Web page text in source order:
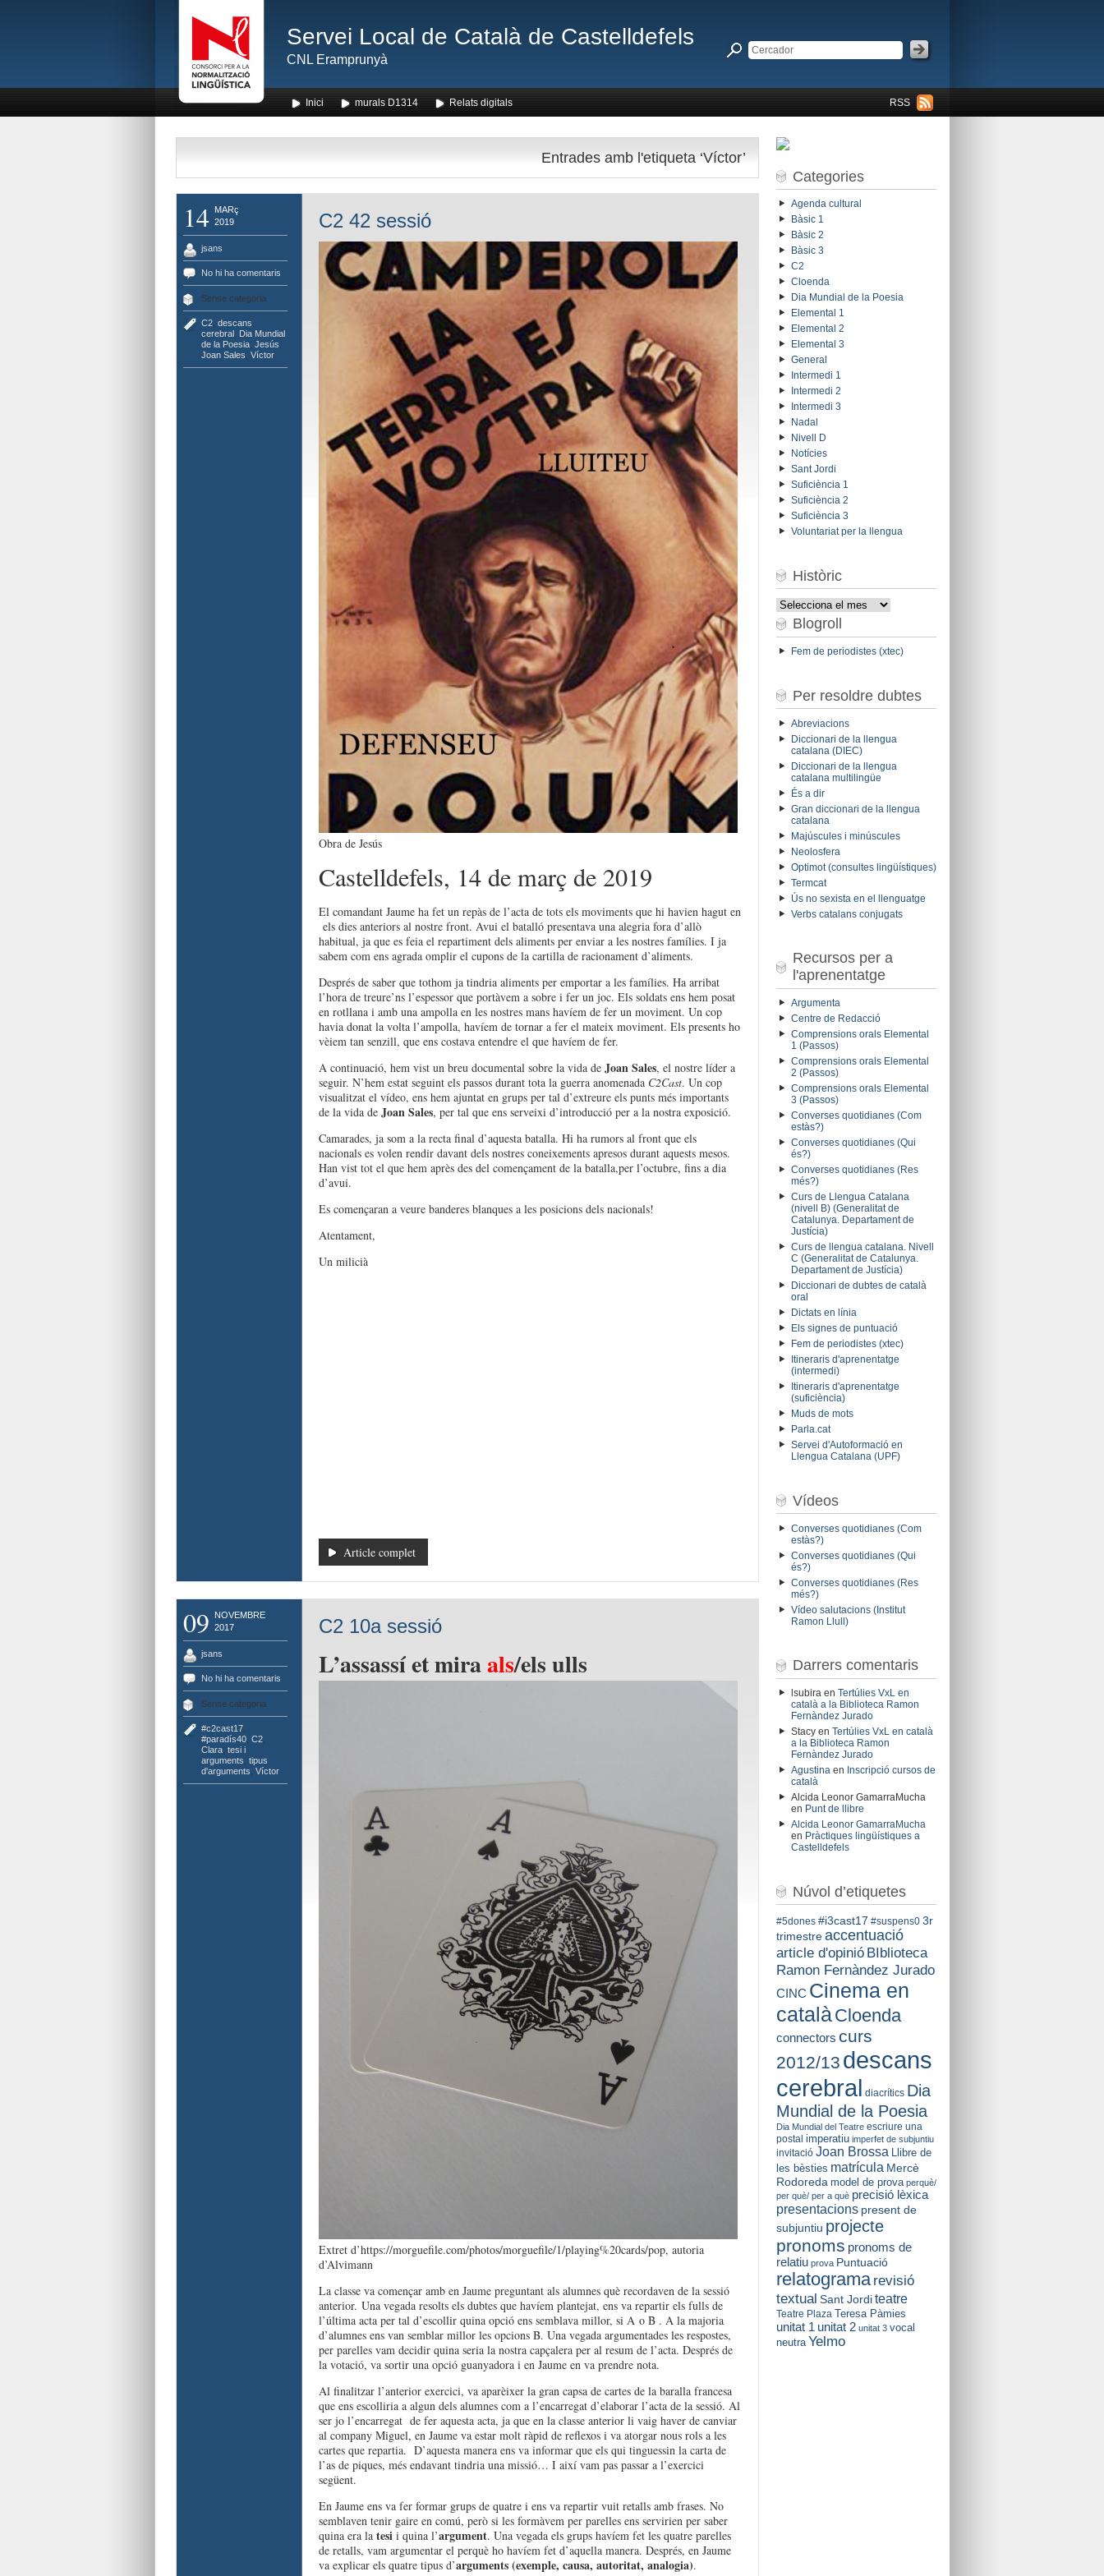
Servei Local de Català de Castelldefels
CNL Eramprunyà
RSS
Inici murals D1314 Relats digitals
Entrades amb l'etiqueta ‘Víctor’
14
MARç
2019
jsans
No hi ha comentaris
Sense categoria
C2, descans
cerebral, Dia Mundial
de la Poesia, Jesús
Joan Sales Víctor
C2 42 sessió
Obra de Jesús
Castelldefels, 14 de març de 2019
El comandant Jaume ha fet un repàs de l’acta de tots els moviments que hi havien hagut en
els dies anteriors al nostre front. Avui el batalló presentava una alegria fora d’allò
habitual, ja que es feia el repartiment dels aliments per enviar a les nostres famílies. I ja
sabem com ens agrada omplir el cupons de la cartilla de racionament d’aliments.
Després de saber que tothom ja tindria aliments per emportar a les famílies. Ha arribat
l’hora de treure’ns l’espessor que portàvem a sobre i fer un joc. Els soldats ens hem posat
en rotllana i amb una ampolla en les nostres mans havíem de fer un moviment. Un cop
havia donat la volta l’ampolla, havíem de tornar a fer el mateix moviment. Els presents ho
vèiem tan senzill, que ens costava entendre el que havíem de fer.
A continuació, hem vist un breu documental sobre la vida de Joan Sales, el nostre líder a
seguir. N’hem estat seguint els passos durant tota la guerra anomenada C2Cast. Un cop
visualitzat el vídeo, ens hem ajuntat en grups per tal d’extreure els punts més importants
de la vida de Joan Sales, per tal que ens serveixi d’introducció per a la nostra exposició.
Camarades, ja som a la recta final d’aquesta batalla. Hi ha rumors al front que els
nacionals es volen rendir davant dels nostres coneixements apresos durant aquests mesos.
Han vist tot el que hem après des del començament de la batalla,per l’octubre, fins a dia
d’avui.
Es començaran a veure banderes blanques a les posicions dels nacionals!
Atentament,
Un milicià
Article complet
09
NOVEMBRE
2017
jsans
No hi ha comentaris
Sense categoria
#c2cast17,
#paradís40, C2,
Clara, tesi i
arguments tipus
d'arguments Víctor
C2 10a sessió
L’assassí et miraals/els ulls
Extret d’https://morguefile.com/photos/morguefile/1/playing%20cards/pop, autoria
d’Alvimann
La classe va començar amb en Jaume preguntant als alumnes què recordaven de la sessió
anterior. Una vegada resolts els dubtes que havíem plantejat, ens va repartir els fulls de
l’última acta per tal d’escollir quina opció ens semblava millor, si A o B . A la majoria
d’alumnes ens van semblar millor les opcions B. Una vegada argumentades les respostes,
per parelles vam decidir quina seria la nostra capçalera per al resum de l’acta. Després de
la votació, va sortir una opció guanyadora i en Jaume en va prendre nota.
Al finalitzar l’anterior exercici, va aparèixer la gran capsa de cartes de la baralla francesa
que ens escolliria a algun dels alumnes com a l’encarregat d’elaborar l’acta de la sessió. Al
ser jo l’encarregat de fer aquesta acta, ja que en la classe anterior li vaig haver de canviar
al company Miguel, en Jaume va estar molt ràpid de reflexos i va atorgar nous rols a les
cartes que repartia. D’aquesta manera ens va informar que els qui tinguessin la carta de
l’as de piques, més endavant tindria una missió… I així vam pas passar a l’exercici
següent.
En Jaume ens va fer formar grups de quatre i ens va repartir vuit retalls amb frases. No
semblaven tenir gaire en comú, però si les formàvem per parelles ens servirien per saber
quina era la tesii quina l’argument. Una vegada els grups havíem fet les quatre parelles
de retalls, vam argumentar el perquè ho havíem fet d’aquella manera. Després, en Jaume
va explicar els quatre tipus d’arguments (exemple, causa, autoritat, analogia).
Categories
Agenda cultural
Bàsic 1
Bàsic 2
Bàsic 3
C2
Cloenda
Dia Mundial de la Poesia
Elemental 1
Elemental 2
Elemental 3
General
Intermedi 1
Intermedi 2
Intermedi 3
Nadal
Nivell D
Notícies
Sant Jordi
Suficiència 1
Suficiència 2
Suficiència 3
Voluntariat per la llengua
Històric
Històric
Blogroll
Fem de periodistes (xtec)
Per resoldre dubtes
Abreviacions
Diccionari de la llengua
catalana (DIEC)
Diccionari de la llengua
catalana multilingüe
És a dir
Gran diccionari de la llengua
catalana
Majúscules i minúscules
Neolosfera
Optimot (consultes lingüístiques)
Termcat
Ús no sexista en el llenguatge
Verbs catalans conjugats
Recursos per a
l'aprenentatge
Argumenta
Centre de Redacció
Comprensions orals Elemental
1 (Passos)
Comprensions orals Elemental
2 (Passos)
Comprensions orals Elemental
3 (Passos)
Converses quotidianes (Com
estàs?)
Converses quotidianes (Qui
és?)
Converses quotidianes (Res
més?)
Curs de Llengua Catalana
(nivell B) (Generalitat de
Catalunya. Departament de
Justícia)
Curs de llengua catalana. Nivell
C (Generalitat de Catalunya.
Departament de Justícia)
Diccionari de dubtes de català
oral
Dictats en línia
Els signes de puntuació
Fem de periodistes (xtec)
Itineraris d'aprenentatge
(intermedi)
Itineraris d'aprenentatge
(suficiència)
Muds de mots
Parla.cat
Servei d'Autoformació en
Llengua Catalana (UPF)
Vídeos
Converses quotidianes (Com
estàs?)
Converses quotidianes (Qui
és?)
Converses quotidianes (Res
més?)
Vídeo salutacions (Institut
Ramon Llull)
Darrers comentaris
lsubiraen Tertúlies VxL en
català a la Biblioteca Ramon
Fernàndez Jurado
Stacyen Tertúlies VxL en català
a la Biblioteca Ramon
Fernàndez Jurado
Agustinaen Inscripció cursos de
català
Alcida Leonor GamarraMucha
en Punt de llibre
Alcida Leonor GamarraMucha
en Pràctiques lingüístiques a
Castelldefels
Núvol d’etiquetes
#5dones #i3cast17 #suspens0 3r
trimestre accentuació
article d'opinió BIblioteca
Ramon Fernàndez Jurado
CINC Cinema en
catalàCloenda
connectors curs
2012/13 descans
cerebral diacrítics Dia
Mundial de la Poesia
Dia Mundial del Teatre escriure una
postal imperatiu imperfet de subjuntiu
invitació Joan Brossa
Llibre de
les bèsties matrícula Mercè
Rodoreda model de prova perquè/
per què/ per a què precisió lèxica
presentacions present de
subjuntiu projecte
pronoms pronoms de
relatiu prova Puntuació
relatograma revisió
textual Sant Jordi teatre
Teatre Plaza Teresa Pàmies
unitat 1 unitat 2 unitat 3 vocal
neutra Yelmo